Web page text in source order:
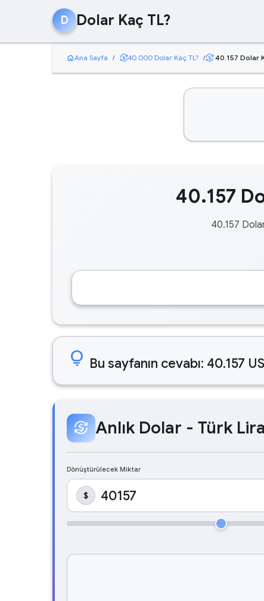
D Dolar Kaç TL?
homeAna Sayfa / currency_exchange40.000 Dolar Kaç TL? /currency_exchange 40.157 Dolar
40.157
40.157
lightbulb Bu sayfanın cevabı: 40.157
currency_exchange Anlık Dolar - Türk
Dönüştürülecek Miktar
$